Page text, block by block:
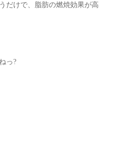
だけで、脂肪の燃焼効果が高
っ?